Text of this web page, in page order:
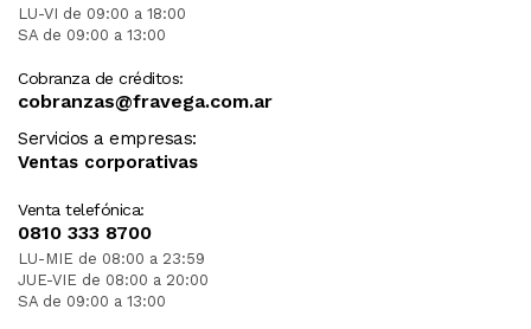
LU-VI de 09:00 a 18:00
SA de 09:00 a 13:00
Cobranza de créditos:
cobranzas@fravega.com.ar
Servicios a empresas:
Ventas corporativas
Venta telefónica:
0810 333 8700
LU-MIE de 08:00 a 23:59
JUE-VIE de 08:00 a 20:00
SA de 09:00 a 13:00